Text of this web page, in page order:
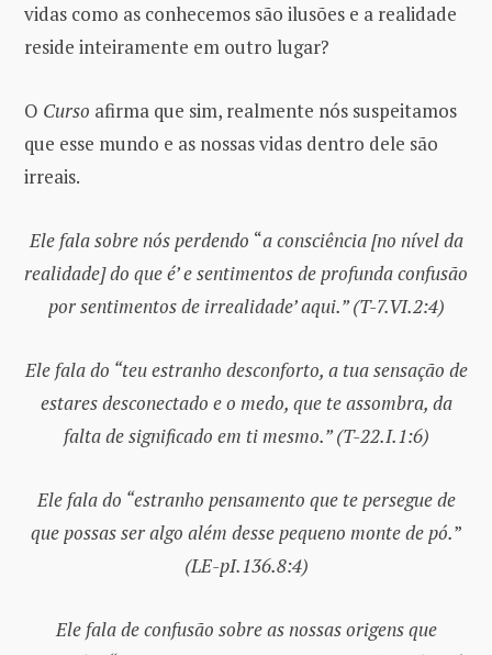
vidas como as conhecemos são ilusões e a realidade
reside inteiramente em outro lugar?
O Curso afirma que sim, realmente nós suspeitamos
que esse mundo e as nossas vidas dentro dele são
irreais.
Ele fala sobre nós perdendo “a consciência [no nível da
realidade] do que é’ e sentimentos de profunda confusão
por sentimentos de irrealidade’ aqui.” (T-7.VI.2:4)
Ele fala do “teu estranho desconforto, a tua sensação de
estares desconectado e o medo, que te assombra, da
falta de significado em ti mesmo.” (T-22.I.1:6)
Ele fala do “estranho pensamento que te persegue de
que possas ser algo além desse pequeno monte de pó.”
(LE-pI.136.8:4)
Ele fala de confusão sobre as nossas origens que